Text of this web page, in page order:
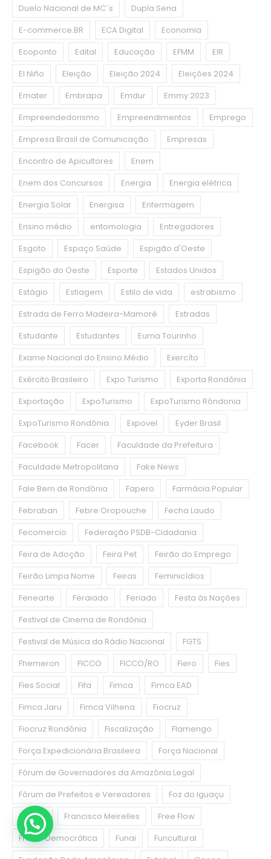
Duelo Nacional de MC´s
Dupla Sena
E-commerce.BR
ECA Digital
Economia
Ecoponto
Edital Educação EFMM
EIR
El Niño
Eleição Eleição 2024
Eleições 2024
Emater
Embrapa Emdur
Emmy 2023
Empreendedorismo
Empreendimentos
Emprego
Empresa Brasil de Comunicação
Empresas
Encontro de Apicultores
Enem
Enem dos Concursos
Energia
Energia elétrica
Energia Solar
Energisa
Enfermagem
Ensino médio
entomologia
Entregadores
Esgoto
Espaço Saúde
Espigão d'Oeste
Espigão do Oeste
Esporte
Estados Unidos
Estágio
Estiagem Estilo de vida
estrabismo
Estrada de Ferro Madeira-Mamoré
Estradas
Estudante
Estudantes
Euma Tourinho
Exame Nacional do Ensino Médio
Exercíto
Exército Brasileiro
Expo Turismo
Exporta Rondônia
Exportação
ExpoTurismo
ExpoTurismo Rôndonia
ExpoTurismo Rondônia
Expovel
Eyder Brasil
Facebook
Facer
Faculdade da Prefeitura
Faculdade Metropolitana
Fake News
Fale Bem de Rondônia
Fapero
Farmácia Popular
Febraban
Febre Oropouche
Fecha Laudo
Fecomercio
Federação PSDB-Cidadania
Feira de Adoção
Feira Pet
Feirão do Emprego
Feirão Limpa Nome
Feiras
Feminicídios
Fenearte
Feraiado Feriado
Festa às Nações
Festival de Cinema de Rondônia
Festival de Música da Rádio Nacional
FGTS
Fhemeron
FICCO FICCO/RO Fiero
Fies
Fies Social
Fifa Fimca
Fimca EAD
Fimca Jaru
Fimca Vilhena
Fiocruz
Fiocruz Rondônia
Fiscalização
Flamengo
Força Expedicionária Brasileira
Força Nacional
Fórum de Governadores da Amazônia Legal
Fórum de Prefeitos e Vereadores
Foz do Iguaçu
França
Francisco Meirelles
Free Flow
Frente Democrática
Funai
Funcultural